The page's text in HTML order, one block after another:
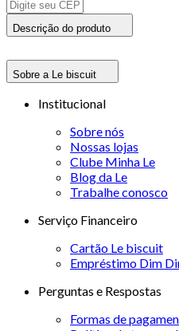
Descrição do produto
Sobre a Le biscuit
Institucional
Sobre nós
Nossas lojas
Clube Minha Le
Blog da Le
Trabalhe conosco
Serviço Financeiro
Cartão Le biscuit
Empréstimo Dim
Perguntas e Respostas
Formas de